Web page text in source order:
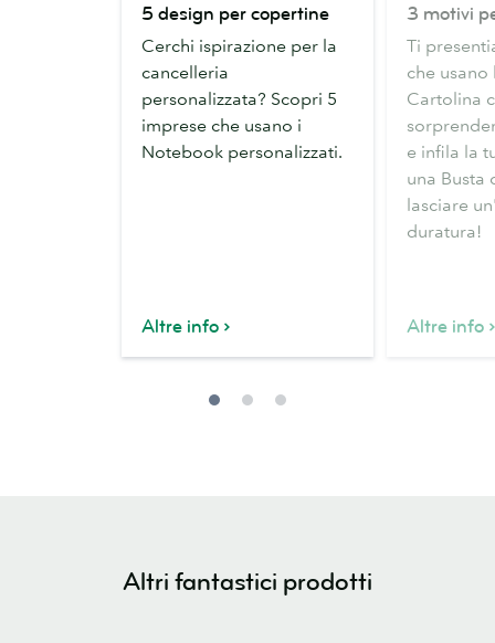
design
per
copertine
5 design per copertine
Cerchi ispirazione per la
cancelleria
personalizzata? Scopri 5
imprese che usano i
Notebook personalizzati.
Altre info
motivi
per
Cartoline
3 motivi
Ti
che
Cartolina
e infila la
una Busta
lasciare
duratura!
Altre info
Altri fantastici prodotti